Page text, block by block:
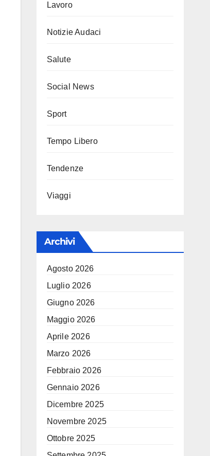
Lavoro
Notizie Audaci
Salute
Social News
Sport
Tempo Libero
Tendenze
Viaggi
Archivi
Agosto 2026
Luglio 2026
Giugno 2026
Maggio 2026
Aprile 2026
Marzo 2026
Febbraio 2026
Gennaio 2026
Dicembre 2025
Novembre 2025
Ottobre 2025